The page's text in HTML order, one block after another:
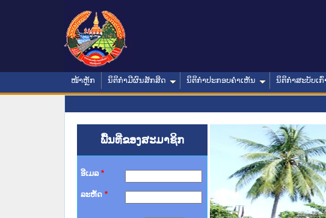
ໜ້າຫຼັກ ນິຕິກໍາມີຜົນສັກສິດ ນິຕິກໍາປະກອບຄໍາເຫັນ ນິຕິກໍາສະບັບເກົ່
ພື້ນທີ່ຂອງສະມາຊິກ
ອີເມລ *
ລະຫັດ *